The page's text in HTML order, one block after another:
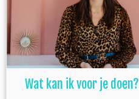
Wat kan ik voor je doen?